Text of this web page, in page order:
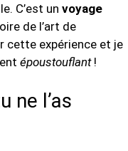
C’est un voyage
de l’art de
cette expérience et je
époustouflant!
ne l’as